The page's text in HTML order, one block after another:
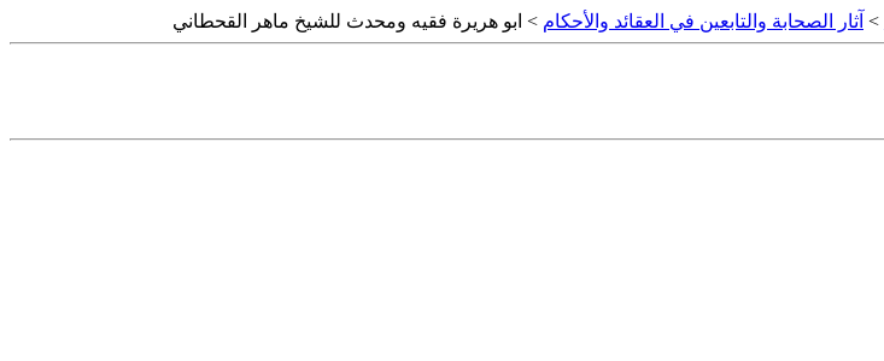
> آثار الصحابة والتابعين في العقائد والأحكام > ابو هريرة فقيه ومحدث للشيخ ماهر القحطاني